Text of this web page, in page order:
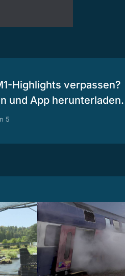
Highlights verpassen?
und App herunterladen.
5